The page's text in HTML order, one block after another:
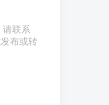
联系
布或转